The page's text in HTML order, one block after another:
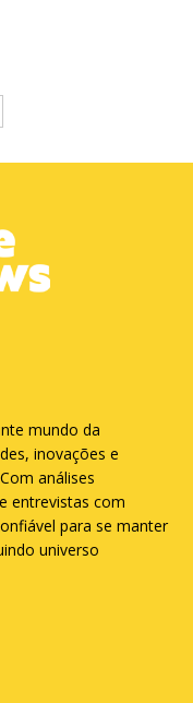
mundo da
inovações e
análises
entrevistas com
para se manter
universo